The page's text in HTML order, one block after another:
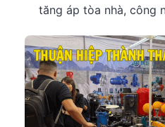
tăng áp tòa nhà, công